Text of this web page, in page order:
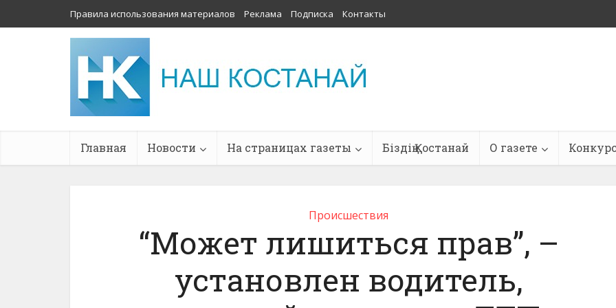
Правила использования материалов Реклама Подписка Контакты
Главная Новости На страницах газеты Біздің Қостанай О газете
Проиcшествия
“Может лишиться прав”, –
установлен водитель,